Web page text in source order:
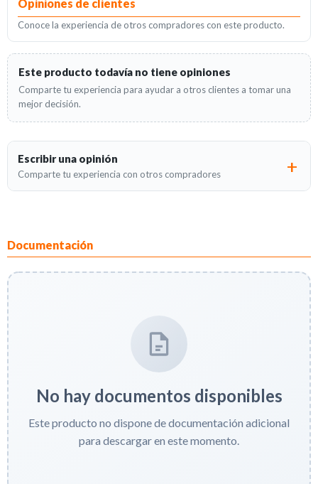
Opiniones de clientes
Conoce la experiencia de otros compradores con este producto.
Este producto todavía no tiene opiniones
Comparte tu experiencia para ayudar a otros clientes a tomar una
mejor decisión.
Escribir una opinión
Comparte tu experiencia con otros compradores
Documentación
No hay documentos disponibles
Este producto no dispone de documentación adicional
para descargar en este momento.